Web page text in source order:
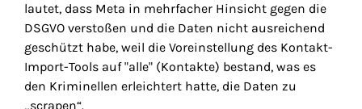
lautet, dass Meta in mehrfacher Hinsicht gegen die
DSGVO verstoßen und die Daten nicht ausreichend
geschützt habe, weil die Voreinstellung des Kontakt-
Import-Tools auf "alle" (Kontakte) bestand, was es
den Kriminellen erleichtert hatte, die Daten zu
„scrapen“.